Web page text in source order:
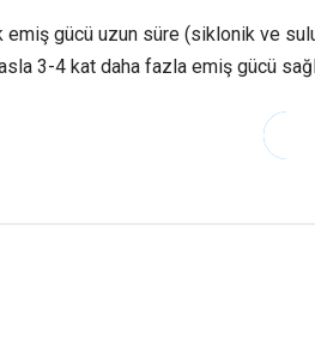
emiş gücü uzun süre (siklonik ve
3-4 kat daha fazla emiş gücü